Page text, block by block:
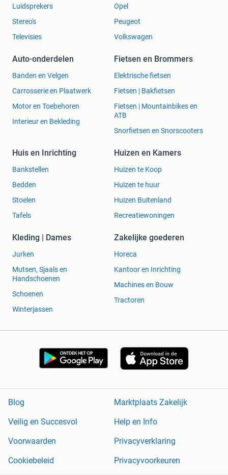
Luidsprekers
Stereo's
Televisies
Opel
Peugeot
Volkswagen
Auto-onderdelen
Banden en Velgen
Carrosserie en Plaatwerk
Motor en Toebehoren
Interieur en Bekleding
Fietsen en Brommers
Elektrische fietsen
Fietsen | Bakfietsen
Fietsen | Mountainbikes en
ATB
Snorfietsen en Snorscooters
Huis en Inrichting
Bankstellen
Bedden
Stoelen
Tafels
Huizen en Kamers
Huizen te Koop
Huizen te huur
Huizen Buitenland
Recreatiewoningen
Kleding | Dames
Jurken
Mutsen, Sjaals en
Handschoenen
Schoenen
Winterjassen
Zakelijke goederen
Horeca
Kantoor en Inrichting
Machines en Bouw
Tractoren
Blog
Marktplaats Zakelijk
Veilig en Succesvol
Help en Info
Voorwaarden
Privacyverklaring
Cookiebeleid
Privacyvoorkeuren